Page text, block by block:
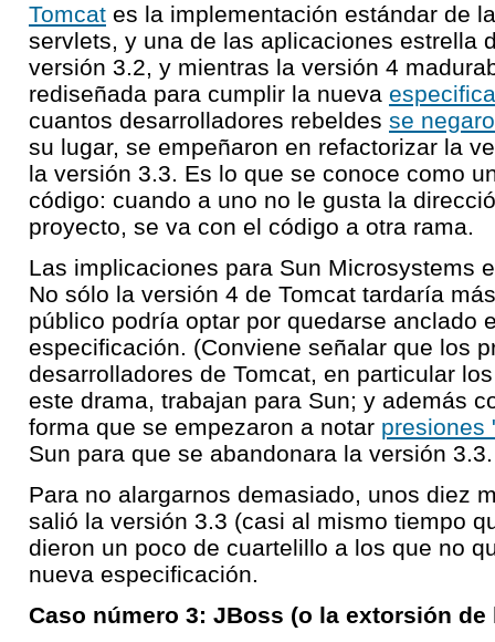
Tomcat es la implementación estándar de
servlets, y una de las aplicaciones estrella
versión 3.2, y mientras la versión 4
rediseñada para cumplir la nueva
cuantos desarrolladores rebeldes se
su lugar, se empeñaron en refactorizar la
la versión 3.3. Es lo que se conoce como
código: cuando a uno no le gusta la
proyecto, se va con el código a otra rama.
Las implicaciones para Sun Microsystems
No sólo la versión 4 de Tomcat tardaría
público podría optar por quedarse anclado
especificación. (Conviene señalar que los
desarrolladores de Tomcat, en particular
este drama, trabajan para Sun; y además
forma que se empezaron a notar presiones
Sun para que se abandonara la versión 3.3.
Para no alargarnos demasiado, unos diez
salió la versión 3.3 (casi al mismo tiempo
dieron un poco de cuartelillo a los que no
nueva especificación.
Caso número 3: JBoss (o la extorsión